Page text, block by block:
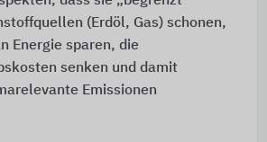
(Erdöl, Gas) schonen,
Energie sparen, die
senken und damit
Emissionen